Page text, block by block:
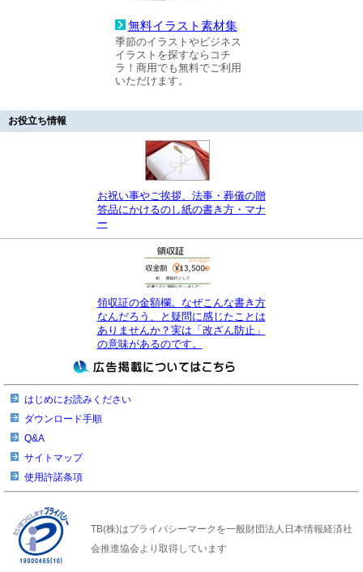
無料イラスト素材集
季節のイラストやビジネス
イラストを探すならコチ
ラ！商用でも無料でご利用
いただけます。
お役立ち情報
お祝い事やご挨拶、法事・葬儀の贈
答品にかけるのし紙の書き方・マナ
ー
領収証の金額欄。なぜこんな書き方
なんだろう、と疑問に感じたことは
ありませんか？実は「改ざん防止」
の意味があるのです。
はじめにお読みください
ダウンロード手順
Q&A
サイトマップ
使用許諾条項
TB(株)はプライバシーマークを一般財団法人日本情報経済社
会推進協会より取得しています